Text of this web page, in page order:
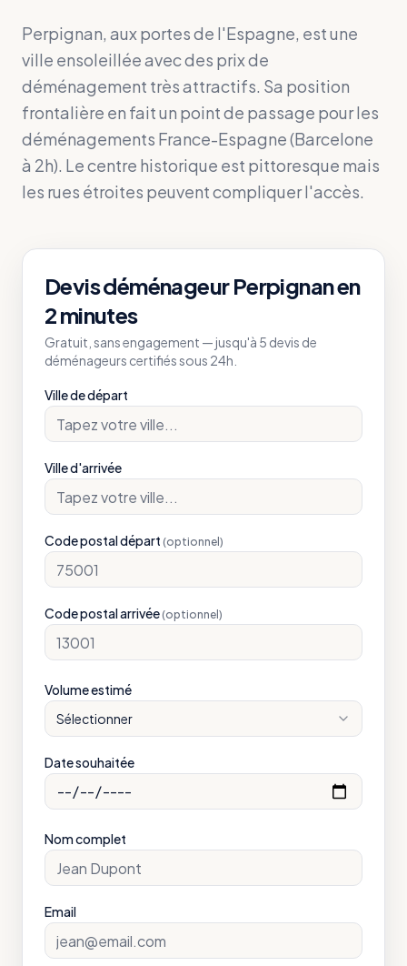
Perpignan, aux portes de l'Espagne, est une
ville ensoleillée avec des prix de
déménagement très attractifs. Sa position
frontalière en fait un point de passage pour les
déménagements France-Espagne (Barcelone
à 2h). Le centre historique est pittoresque mais
les rues étroites peuvent compliquer l'accès.
Devis déménageurPerpignanen
2 minutes
Gratuit, sans engagement — jusqu'à 5 devis de
déménageurs certifiés sous 24h.
Ville de départ
Ville d'arrivée
Code postal départ (optionnel)
Code postal arrivée (optionnel)
Volume estimé
Sélectionner
Date souhaitée
Nom complet
Email